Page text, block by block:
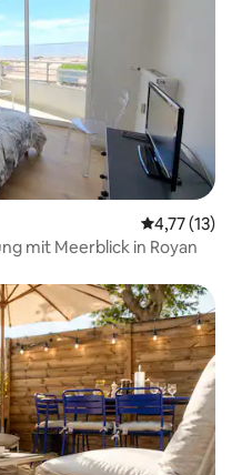
4,77 (13)
mit Meerblick in Royan